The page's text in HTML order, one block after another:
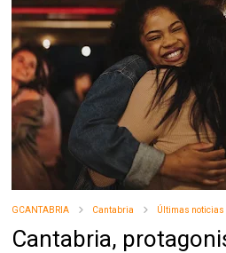
GCANTABRIA Cantabria Últimas noticias
Cantabria,